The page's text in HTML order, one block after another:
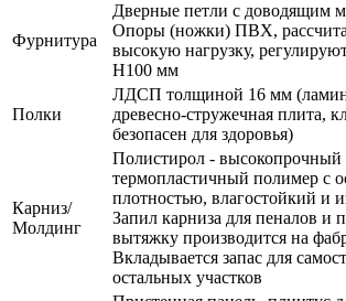
Фурнитура
Дверные петли с доводящим
Опоры (ножки) ПВХ,
высокую нагрузку,
H100 мм
Полки
ЛДСП толщиной 16 мм
древесно-стружечная плита,
безопасен для здоровья)
Карниз/
Молдинг
Полистирол - высокопрочный
термопластичный полимер с
плотностью, влагостойкий и
Запил карниза для пеналов и
вытяжку производится на
Вкладывается запас для
остальных участков